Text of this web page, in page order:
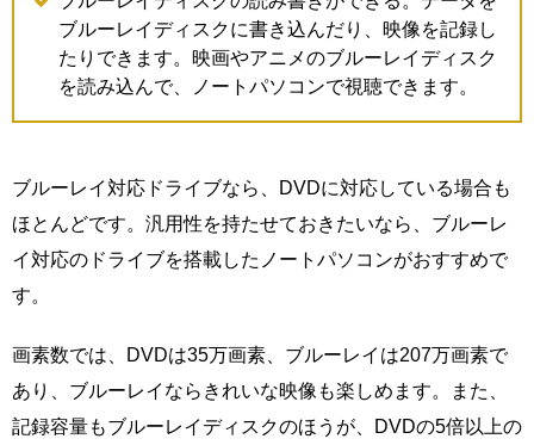
ブルーレイディスクに書き込んだり、映像を記録し
たりできます。映画やアニメのブルーレイディスク
を読み込んで、ノートパソコンで視聴できます。
ブルーレイ対応ドライブなら、DVDに対応している場合も
ほとんどです。汎用性を持たせておきたいなら、ブルーレ
イ対応のドライブを搭載したノートパソコンがおすすめで
す。
画素数では、DVDは35万画素、ブルーレイは207万画素で
あり、ブルーレイならきれいな映像も楽しめます。また、
記録容量もブルーレイディスクのほうが、DVDの5倍以上の